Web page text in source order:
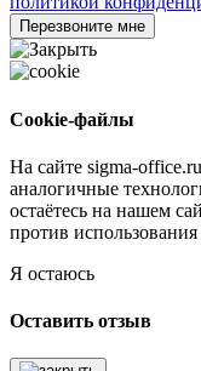
Перезвоните мне
Cookie-файлы
На сайте sigma-
аналогичные
остаётесь на нашем
против
Я остаюсь
Оставить отзыв